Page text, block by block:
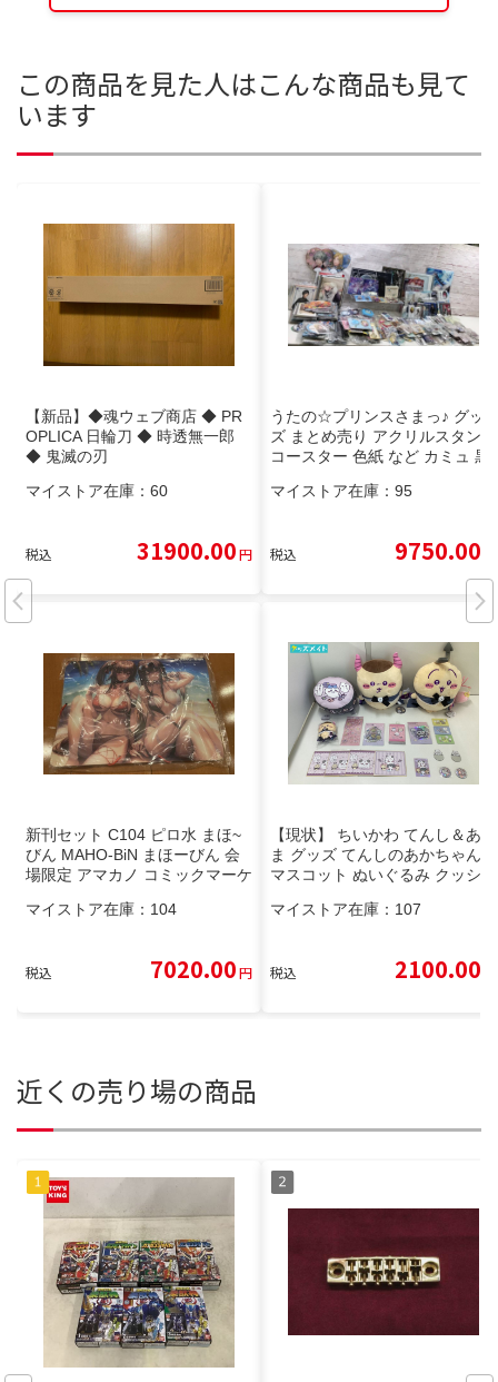
この商品を見た人はこんな商品も見て
います
【新品】◆魂ウェブ商店 ◆ PR
OPLICA 日輪刀 ◆ 時透無一郎
◆ 鬼滅の刃
マイストア在庫： 60
税込 31900.00円
うたの☆プリンスさまっ♪ グッ
ズ まとめ売り アクリルスタンド
コースター 色紙 など カミュ 黒
299
マイストア在庫： 95
税込 9750.00
新刊セット C104 ピロ水 まほ~
びん MAHO-BiN まほーびん 会
場限定 アマカノ コミックマーケ
マイストア在庫： 104
税込 7020.00円
【現状】 ちいかわ てんし＆あく
ま グッズ てんしのあかちゃん
マスコット ぬいぐるみ クッショ
んじゅう
マイストア在庫： 107
税込 2100.00
近くの売り場の商品